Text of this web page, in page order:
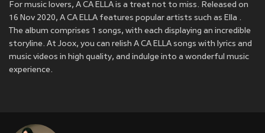
For music lovers, A CA ELLA is a treat not to miss. Released on
16 Nov 2020, A CA ELLA features popular artists such as Ella .
The album comprises 1 songs, with each displaying an incredible
storyline. At Joox, you can relish A CA ELLA songs with lyrics and
music videos in high quality, and indulge into a wonderful music
experience.